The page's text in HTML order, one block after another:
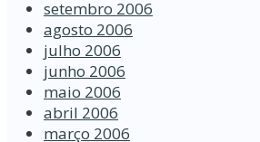
setembro 2006
agosto 2006
julho 2006
junho 2006
maio 2006
abril 2006
março 2006